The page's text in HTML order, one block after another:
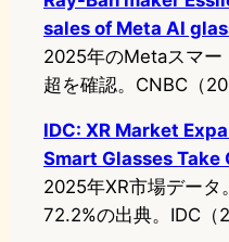
sales of Meta AI
2025年のMetaスマー
超を確認。CNBC（
IDC: XR Market
Smart Glasses Take
2025年XR市場デー
72.2%の出典。IDC（